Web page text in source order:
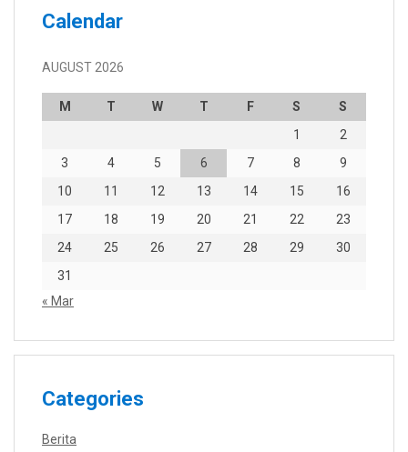
Calendar
AUGUST 2026
M T W T F S
S
1
2
3
4 5 6 7 8
9
10
11 12 13 14 15
16
17
18 19 20 21 22
23
24
25 26 27 28 29
30
31
« Mar
Categories
Berita